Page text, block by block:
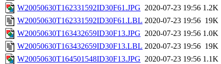
W20050630T162331592ID30F61.JPG 2020-07-23 19:56 1.2K
W20050630T162331592ID30F61.LBL 2020-07-23 19:56 19K
W20050630T163432659ID30F13.JPG 2020-07-23 19:56 1.0K
W20050630T163432659ID30F13.LBL 2020-07-23 19:56 19K
W20050630T164501548ID30F13.JPG 2020-07-23 19:56 1.1K